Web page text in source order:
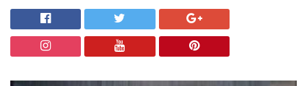
চট্টগ্রাম চট্টগ্রাম